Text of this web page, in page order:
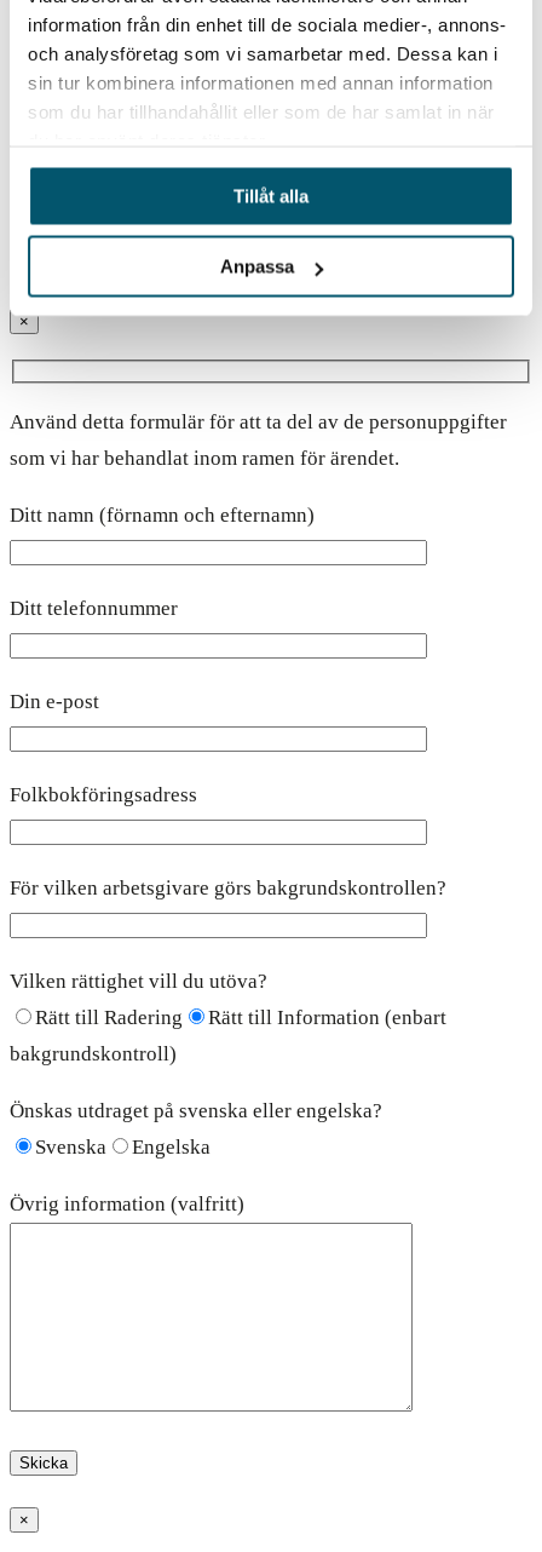
information från din enhet till de sociala medier-, annons-
och analysföretag som vi samarbetar med. Dessa kan i
sin tur kombinera informationen med annan information
som du har tillhandahållit eller som de har samlat in när
Tillåt alla
Anpassa
Jag godkänner villkoren. Läs mer i vår
personuppgiftspolicy
×
Använd detta formulär för att ta del av de personuppgifter
som vi har behandlat inom ramen för ärendet.
Ditt namn (förnamn och efternamn)
Ditt telefonnummer
Din e-post
Folkbokföringsadress
För vilken arbetsgivare görs bakgrundskontrollen?
Vilken rättighet vill du utöva?
Rätt till Radering
Rätt till Information (enbart
bakgrundskontroll)
Önskas utdraget på svenska eller engelska?
Svenska
Engelska
Övrig information (valfritt)
×